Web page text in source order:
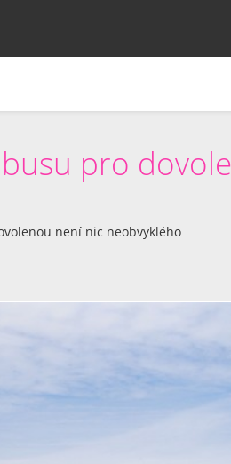
pro
není nic neobvyklého